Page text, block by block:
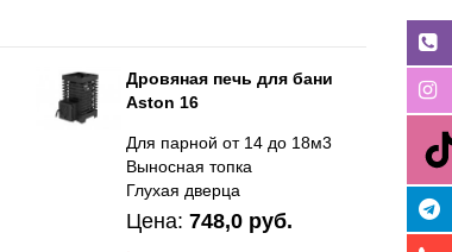
Дровяная печь для бани
Aston 16
Для парной от 14 до 18м3
Выносная топка
Глухая дверца
Цена:748,0 руб.